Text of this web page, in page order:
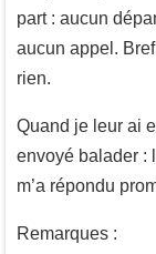
part : aucun
aucun appel.
rien.
Quand je leur ai
envoyé balader :
m’a répondu
Remarques :